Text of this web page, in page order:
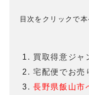
目次をクリックで
買取得意ジャ
宅配便でお売
長野県飯山市